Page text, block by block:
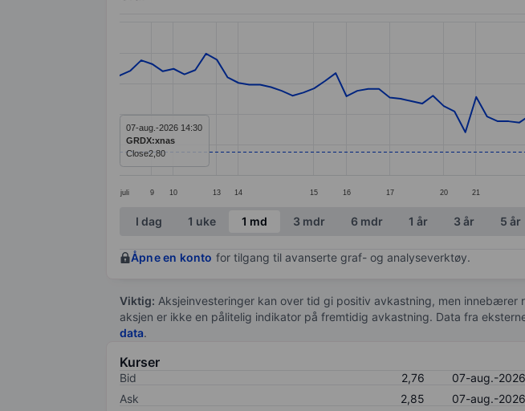
Line chart with 77 data points.
The chart has 1 X axis displaying categories.
The chart has 1 Y axis displaying values. Data ranges from 2.63 to
juli 9 10 13 14 15 16 17 20 21
07-aug.-2026 14:30
GRDX:xnas
Close2,80
End of interactive chart.
I dag 1 uke 1 md 3 mdr 6 mdr 1 år 3 år 5 år
Åpne en konto for tilgang til avanserte graf- og analyseverktøy.
Viktig: Aksjeinvesteringer kan over tid gi positiv avkastning, men
aksjen er ikke en pålitelig indikator på fremtidig avkastning. Data fra
data.
Kurser
Bid 2,76
07-aug.-2026
Ask
2,85
07-aug.-2026